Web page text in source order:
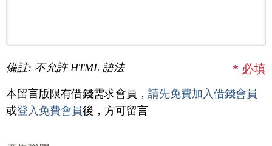
備註: 不允許 HTML 語法 * 必填
本留言版限有借錢需求會員， 請先免費加入借錢會員
或登入免費會員後，方可留言